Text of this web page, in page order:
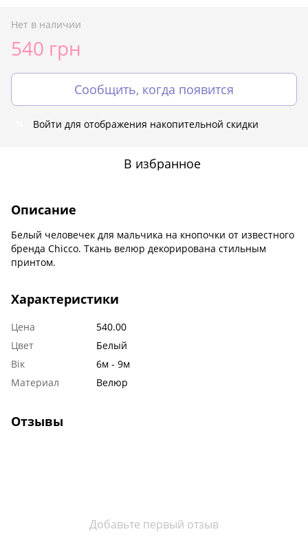
Нет в наличии
540 грн
Сообщить, когда появится
Войти для отображения накопительной скидки
В избранное
Описание
Белый человечек для мальчика на кнопочки от известного
бренда Chicco. Ткань велюр декорирована стильным
принтом.
Характеристики
Цена
540.00
Цвет
Белый
Вік
6м - 9м
Материал
Велюр
Отзывы
Добавьте первый отзыв